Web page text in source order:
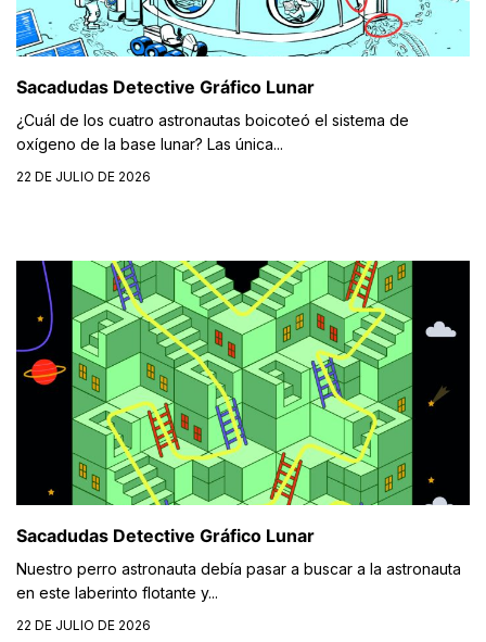
Sacadudas Detective Gráfico Lunar
¿Cuál de los cuatro astronautas boicoteó el sistema de
oxígeno de la base lunar? Las única...
22 DE JULIO DE 2026
Sacadudas Detective Gráfico Lunar
Nuestro perro astronauta debía pasar a buscar a la astronauta
en este laberinto flotante y...
22 DE JULIO DE 2026